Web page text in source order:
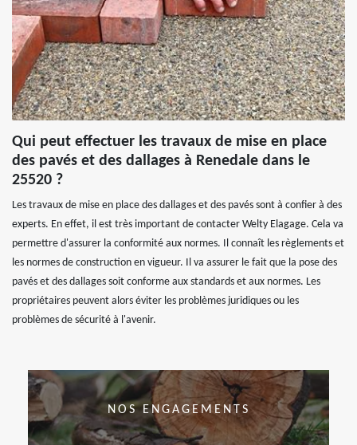
Qui peut effectuer les travaux de mise en place
des pavés et des dallages à Renedale dans le
25520 ?
Les travaux de mise en place des dallages et des pavés sont à confier à des
experts. En effet, il est très important de contacter Welty Elagage. Cela va
permettre d'assurer la conformité aux normes. Il connaît les règlements et
les normes de construction en vigueur. Il va assurer le fait que la pose des
pavés et des dallages soit conforme aux standards et aux normes. Les
propriétaires peuvent alors éviter les problèmes juridiques ou les
problèmes de sécurité à l'avenir.
NOS ENGAGEMENTS